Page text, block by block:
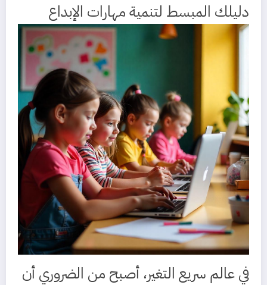
دليلك المبسط لتنمية مهارات الإبداع
في عالم سريع التغير، أصبح من الضروري أن